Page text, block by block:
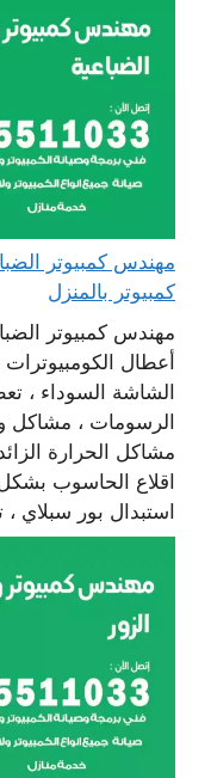
كمبيوتر بالمنزل
مهندس كمبيوتر
أعطال
الشاشة السوداء ،
الرسومات ، مشاكل
مشاكل الحرارة
اقلاع الحاسوب بشكل
استبدال بور سبلاي